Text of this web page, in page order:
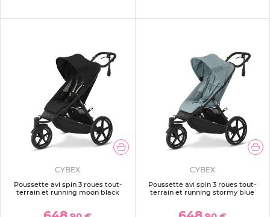
CYBEX
Poussette avi spin 3 roues tout-
terrain et running moon black
CYBEX
Poussette avi spin 3 roues tout-
terrain et running stormy blue